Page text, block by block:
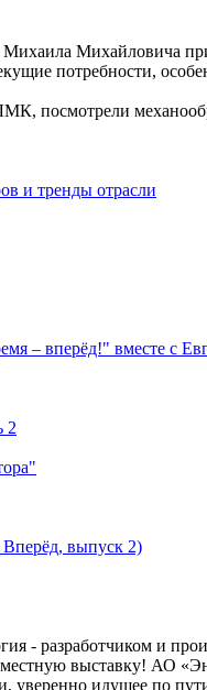
Михайловича
потребности,
посмотрели
и тренды отрасли
– вперёд!" вместе с
2
выпуск 2)
и
выставку! АО
уверенно идущее по